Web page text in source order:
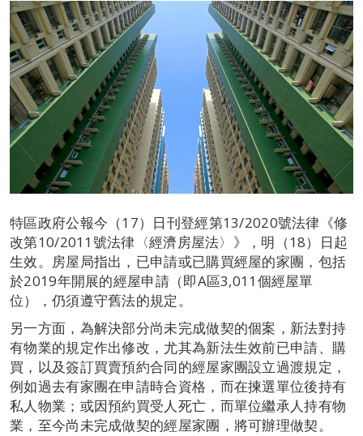
特區政府公報今（17）日刊登經第13/2020號法律《修
改第10/2011號法律〈經濟房屋法〉》，明（18）日起
生效。房屋局指出，已申請或已購買經屋的家團，包括
於2019年開展的經屋申請（即A區3,011個經屋單
位），仍須遵守舊法的規定。
另一方面，為解決部分尚未完成做契的個案，新法對持
有物業的規定作出修改，尤其為新法生效前已申請、購
買，以及簽訂買賣預約合同的經屋家團設立過渡規定，
例如過去有家團在申請時合資格，而在揀選單位後持有
私人物業；或因預約買受人死亡，而單位繼承人持有物
業，至今尚未完成做契的經屋家團，將可辦理做契。